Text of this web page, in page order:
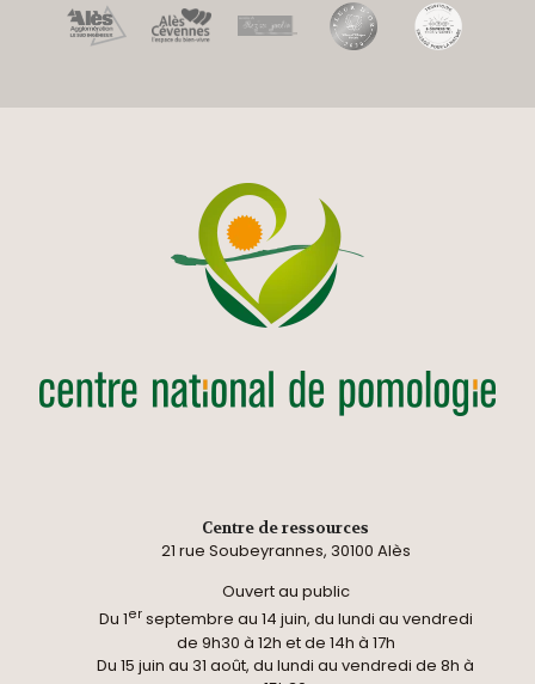
Centre de ressources
21 rue Soubeyrannes, 30100 Alès
Ouvert au public
Du 1erseptembre au 14 juin, du lundi au vendredi
de 9h30 à 12h et de 14h à 17h
Du 15 juin au 31 août, du lundi au vendredi de 8h à